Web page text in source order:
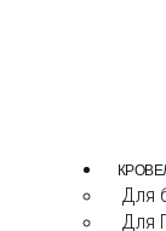
Для
Для